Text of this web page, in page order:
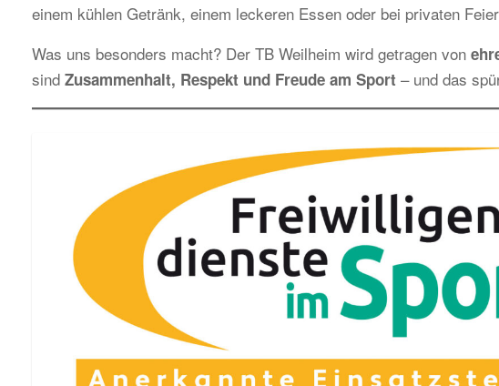
einem kühlen Getränk, einem leckeren Essen oder bei privaten
Was uns besonders macht? Der TB Weilheim wird getragen von
sind Zusammenhalt, Respekt und Freude am Sport – und das